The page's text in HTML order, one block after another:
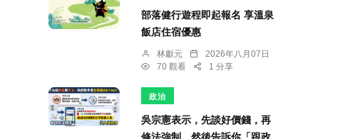
部落健行遊程即起報名 享溫泉
飯店住宿優惠
林獻元
2026年八月07日
70 觀看
1 分享
政治
吳宗憲表示，先談好價錢，再
修法強制。然後告訴你「跟政